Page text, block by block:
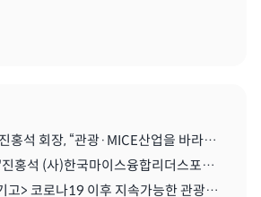
[스마트관광신문] 진홍석 회장, “관광·MICE산업을 바라보는 가치의 전환을 위해 노력이 필요한 시기” | 2021.04.29
[디스커버리뉴스] '진홍석 (사)한국마이스융합리더스포럼 회장',"코로나를 또다른 기회로" | 2020.07.06
[메트로 트래블] <기고> 코로나19 이후 지속가능한 관광마이스산업과 'MICE 5.0' | 2020.06.28